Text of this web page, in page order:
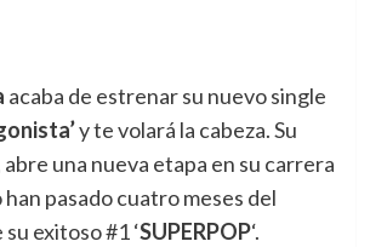
acaba de estrenar su nuevo single
y te volará la cabeza. Su
una nueva etapa en su carrera
pasado cuatro meses del
exitoso #1 ‘SUPERPOP‘.